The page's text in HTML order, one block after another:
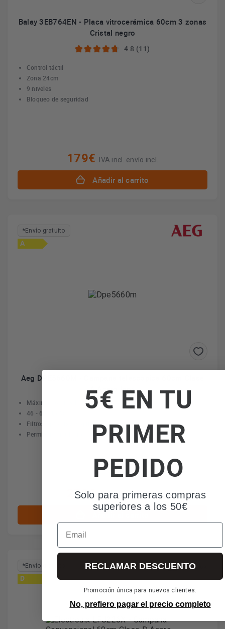
Balay 3EB764EN - Placa vitrocerámica 60cm 3 zonas
Cristal negro
4.8 (11)
Control táctil
Zona 24cm
9 niveles
Bloqueo de seguridad
179€ IVA incl. envío incl.
Añadir al carrito
*Envío gratuito
A
Aeg DPE5660M - Campana telescópica 60cm Clase
A Acero Inox
Máximo 660 m3/h
46 - 60 dB(A)
Filtros aptos lavavajillas
Permite recirculación
270€IVA incl. envío incl.
Añadir al carrito
*Envío gratuito
D
5€ EN TU
PRIMER
PEDIDO
Solo para primeras compras
superiores a los 50€
Email
RECLAMAR DESCUENTO
Promoción única para nuevos clientes.
No, prefiero pagar el precio completo